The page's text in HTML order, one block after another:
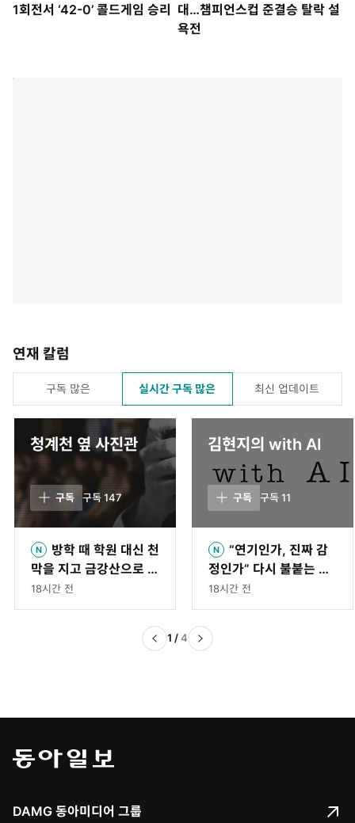
1회전서 ‘42-0’ 콜드게임 승리 대…챔피언스컵 준결승 탈락 설
욕전
연재 칼럼
구독 많은 실시간 구독 많은 최신 업데이트
청계천 옆 사진관
구독 구독147
방학 때 학원 대신 천
막을 지고 금강산으로 떠
난 소년들[청계천 옆 사
진관]
18시간 전
김현지의 with AI
구독 구독11
“연기인가, 진짜 감
정인가” 다시 불붙는 AI
의식 논의[김현지의 wit
h AI]
18시간 전
1 /4
DAMG 동아미디어 그룹